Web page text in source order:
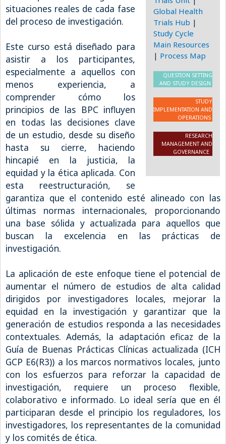
Global Health
Trials Hub |
Study Cycle
Main Resources
| Process Map
QUESTION SETTING
AND STUDY DESIGN
STUDY
IMPLEMENTATION AND
OPERATIONS
RESEARCH
MANAGEMENT AND
GOVERNANCE
situaciones reales de cada fase
del proceso de investigación.
Este curso está diseñado para
asistir a los participantes,
especialmente a aquellos con
menos experiencia, a
comprender cómo los
principios de las BPC influyen
en todas las decisiones clave
de un estudio, desde su diseño
hasta su cierre, haciendo
hincapié en la justicia, la
equidad y la ética aplicada. Con
esta reestructuración, se
garantiza que el contenido esté alineado con las
últimas normas internacionales, proporcionando
una base sólida y actualizada para aquellos que
buscan la excelencia en las prácticas de
investigación.
La aplicación de este enfoque tiene el potencial de
aumentar el número de estudios de alta calidad
dirigidos por investigadores locales, mejorar la
equidad en la investigación y garantizar que la
generación de estudios responda a las necesidades
contextuales. Además, la adaptación eficaz de la
Guía de Buenas Prácticas Clínicas actualizada (ICH
GCP E6(R3)) a los marcos normativos locales, junto
con los esfuerzos para reforzar la capacidad de
investigación, requiere un proceso flexible,
colaborativo e informado. Lo ideal sería que en él
participaran desde el principio los reguladores, los
investigadores, los representantes de la comunidad
y los comités de ética.